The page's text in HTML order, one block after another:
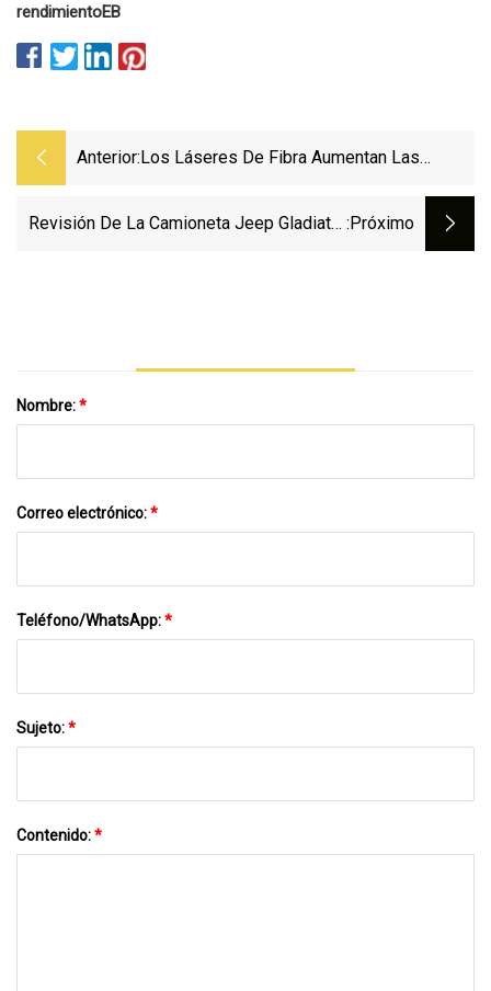
rendimientoEB
Anterior: Los Láseres De Fibra Aumentan Las
Finales
Revisión De La Camioneta Jeep Gladiator :próximo
Nombre:*
Correo electrónico:*
Teléfono/WhatsApp:*
Sujeto:*
Contenido:*